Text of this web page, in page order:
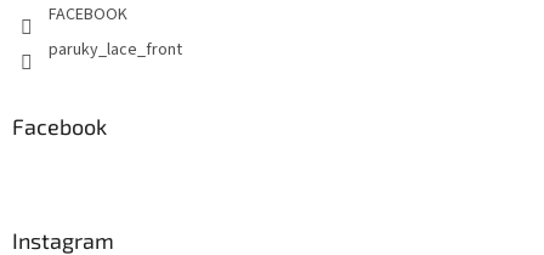
FACEBOOK
paruky_lace_front
Facebook
Instagram